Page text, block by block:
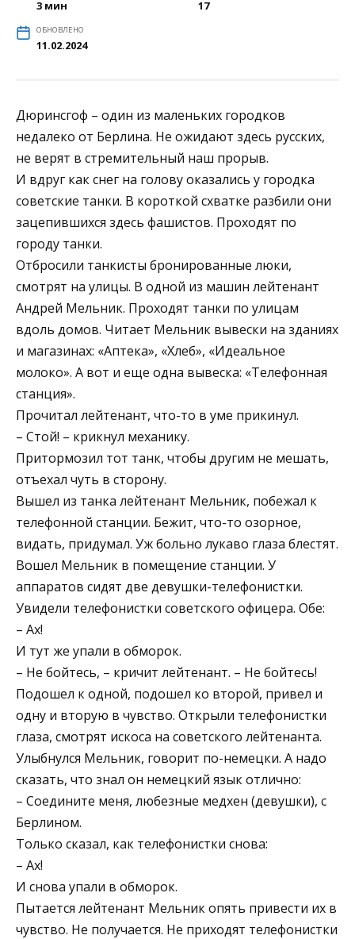
3 мин 17
ОБНОВЛЕНО
11.02.2024
Дюринсгоф – один из маленьких городков
недалеко от Берлина. Не ожидают здесь русских,
не верят в стремительный наш прорыв.
И вдруг как снег на голову оказались у городка
советские танки. В короткой схватке разбили они
зацепившихся здесь фашистов. Проходят по
городу танки.
Отбросили танкисты бронированные люки,
смотрят на улицы. В одной из машин лейтенант
Андрей Мельник. Проходят танки по улицам
вдоль домов. Читает Мельник вывески на зданиях
и магазинах: «Аптека», «Хлеб», «Идеальное
молоко». А вот и еще одна вывеска: «Телефонная
станция».
Прочитал лейтенант, что-то в уме прикинул.
– Стой! – крикнул механику.
Притормозил тот танк, чтобы другим не мешать,
отъехал чуть в сторону.
Вышел из танка лейтенант Мельник, побежал к
телефонной станции. Бежит, что-то озорное,
видать, придумал. Уж больно лукаво глаза блестят.
Вошел Мельник в помещение станции. У
аппаратов сидят две девушки-телефонистки.
Увидели телефонистки советского офицера. Обе:
– Ах!
И тут же упали в обморок.
– Не бойтесь, – кричит лейтенант. – Не бойтесь!
Подошел к одной, подошел ко второй, привел и
одну и вторую в чувство. Открыли телефонистки
глаза, смотрят искоса на советского лейтенанта.
Улыбнулся Мельник, говорит по-немецки. А надо
сказать, что знал он немецкий язык отлично:
– Соедините меня, любезные медхен (девушки), с
Берлином.
Только сказал, как телефонистки снова:
– Ах!
И снова упали в обморок.
Пытается лейтенант Мельник опять привести их в
чувство. Не получается. Не приходят телефонистки